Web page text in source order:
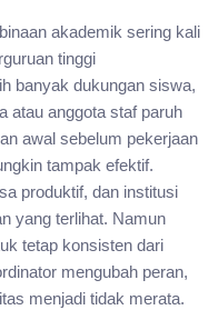
akademik sering kali
tinggi
banyak dukungan siswa,
atau anggota staf paruh
awal sebelum pekerjaan
tampak efektif.
produktif, dan institusi
yang terlihat. Namun
tetap konsisten dari
mengubah peran,
menjadi tidak merata.